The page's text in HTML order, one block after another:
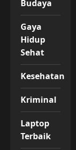
Budaya
Gaya
Hidup
Sehat
Kesehatan
Kriminal
Laptop
Terbaik